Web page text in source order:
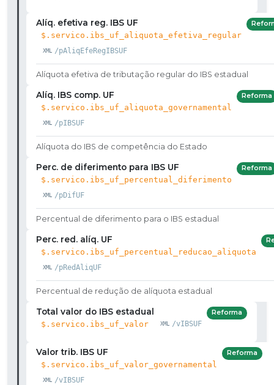
Alíq. efetiva reg. IBS UF
$.servico.ibs_uf_aliquota_efetiva_regular
/pAliqEfeRegIBSUF
Alíquota efetiva de tributação regular do IBS estadual
Alíq. IBS comp. UF
$.servico.ibs_uf_aliquota_governamental
/pIBSUF
Reforma
Alíquota do IBS de competência do Estado
Perc. de diferimento para IBS UF
$.servico.ibs_uf_percentual_diferimento
/pDifUF
Reforma
Percentual de diferimento para o IBS estadual
Perc. red. alíq. UF
$.servico.ibs_uf_percentual_reducao_aliquota
/pRedAliqUF
Percentual de redução de alíquota estadual
Total valor do IBS estadual
$.servico.ibs_uf_valor /vIBSUF
Reforma
Valor trib. IBS UF
$.servico.ibs_uf_valor_governamental
/vIBSUF
Reforma